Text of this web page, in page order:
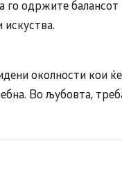
одржите балансот
околности кои
Во љубовта,